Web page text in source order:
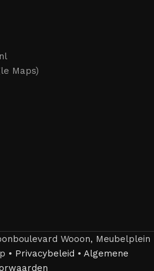
vakmanschap en eerlijkheid
garanderen meubels van
veiligheid — zodat je
jouw interieur.
Maps)
Wooon, Meubelplein
• Privacybeleid • Algemene